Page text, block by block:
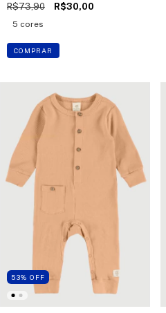
R$73,90 R$30,00
5 cores
COMPRAR
53% OFF